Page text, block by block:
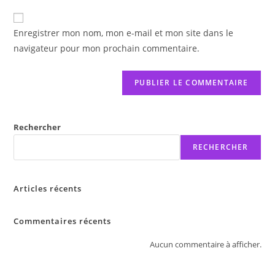
comment
de
votre
(facultatif)
Enregistrer mon nom, mon e-mail et mon site dans le
navigateur pour mon prochain commentaire.
Rechercher
RECHERCHER
Articles récents
Commentaires récents
Aucun commentaire à afficher.